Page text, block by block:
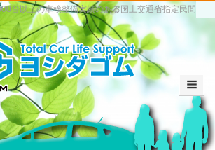
台以上の車検整備実績のある国土交通省指定民間
検・中古車買取・販売は信頼と実績のヨシダゴム